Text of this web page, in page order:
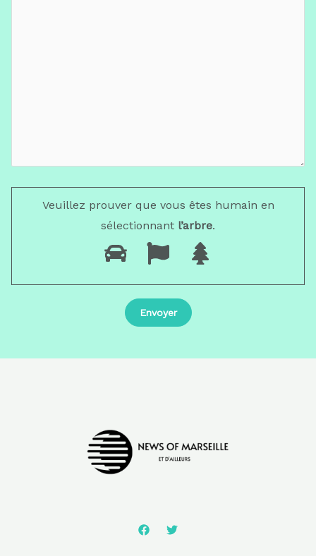
Veuillez prouver que vous êtes humain en
sélectionnant l’arbre.